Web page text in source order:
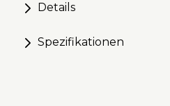
Details
Spezifikationen